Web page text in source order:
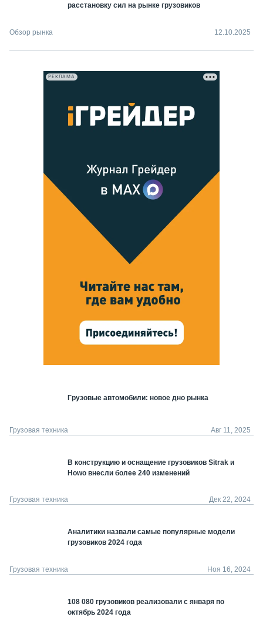
расстановку сил на рынке грузовиков
Обзор рынка 12.10.2025
РЕКЛАМА
Грузовые автомобили: новое дно рынка
Грузовая техника Авг 11, 2025
В конструкцию и оснащение грузовиков Sitrak и
Howo внесли более 240 изменений
Грузовая техника Дек 22, 2024
Аналитики назвали самые популярные модели
грузовиков 2024 года
Грузовая техника Ноя 16, 2024
108 080 грузовиков реализовали с января по
октябрь 2024 года